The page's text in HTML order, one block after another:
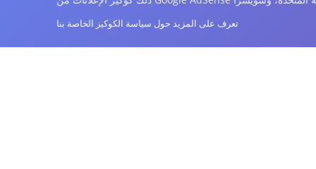
تعرف على المزيد حول سياسة الكوكيز الخاصة بنا